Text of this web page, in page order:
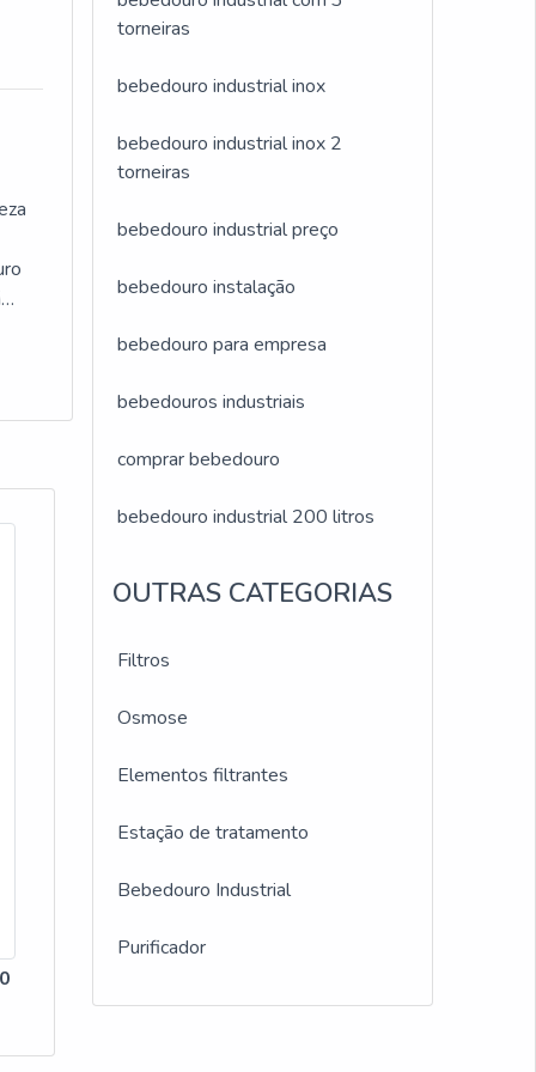
A
e
torneiras
bebedouro industrial inox
bebedouro industrial inox 2
torneiras
bebedouro industrial preço
bebedouro instalação
bebedouro para empresa
bebedouros industriais
comprar bebedouro
bebedouro industrial 200 litros
OUTRAS CATEGORIAS
Filtros
Osmose
Elementos filtrantes
Estação de tratamento
Bebedouro Industrial
Purificador